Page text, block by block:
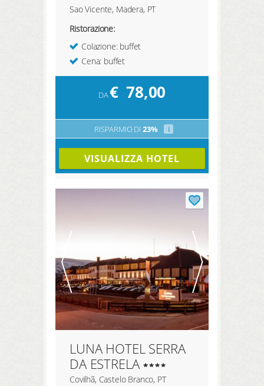
Sao Vicente, Madera, PT
Ristorazione:
Colazione: buffet
Cena: buffet
DA€ 78,00
RISPARMIO DI 23% i
VISUALIZZA HOTEL
LUNA HOTEL SERRA
DA ESTRELA
Covilhã, Castelo Branco, PT